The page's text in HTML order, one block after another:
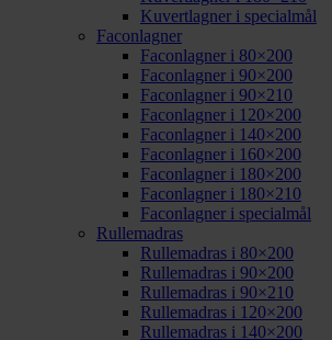
Kuvertlagner i specialmål
Faconlagner
Faconlagner i 80×200
Faconlagner i 90×200
Faconlagner i 90×210
Faconlagner i 120×200
Faconlagner i 140×200
Faconlagner i 160×200
Faconlagner i 180×200
Faconlagner i 180×210
Faconlagner i specialmål
Rullemadras
Rullemadras i 80×200
Rullemadras i 90×200
Rullemadras i 90×210
Rullemadras i 120×200
Rullemadras i 140×200